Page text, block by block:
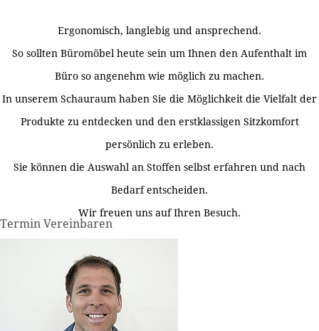
Ergonomisch, langlebig und ansprechend.
So sollten Büromöbel heute sein um Ihnen den Aufenthalt im
Büro so angenehm wie möglich zu machen.
In unserem Schauraum haben Sie die Möglichkeit die Vielfalt der
Produkte zu entdecken und den erstklassigen Sitzkomfort
persönlich zu erleben.
Sie können die Auswahl an Stoffen selbst erfahren und nach
Bedarf entscheiden.
Wir freuen uns auf Ihren Besuch.
Termin Vereinbaren